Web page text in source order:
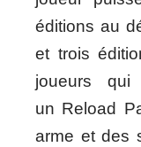
éditions au
et trois
joueurs qui
un Reload
arme et des